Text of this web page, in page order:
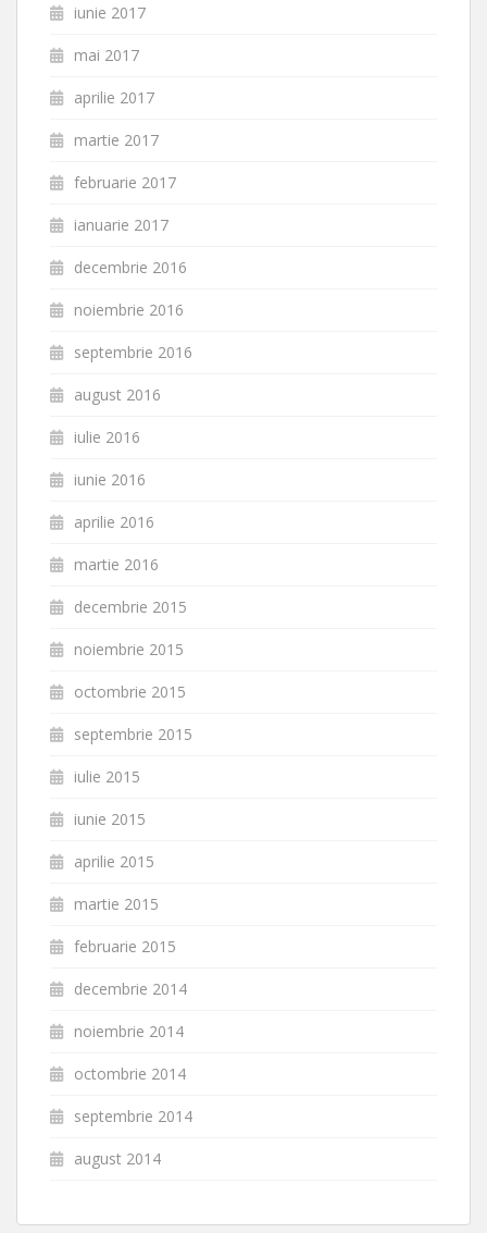
iunie 2017
mai 2017
aprilie 2017
martie 2017
februarie 2017
ianuarie 2017
decembrie 2016
noiembrie 2016
septembrie 2016
august 2016
iulie 2016
iunie 2016
aprilie 2016
martie 2016
decembrie 2015
noiembrie 2015
octombrie 2015
septembrie 2015
iulie 2015
iunie 2015
aprilie 2015
martie 2015
februarie 2015
decembrie 2014
noiembrie 2014
octombrie 2014
septembrie 2014
august 2014